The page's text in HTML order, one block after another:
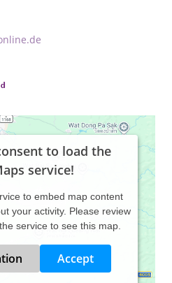
to load the
service!
to embed map content
your activity. Please review
service to see this map.
Accept